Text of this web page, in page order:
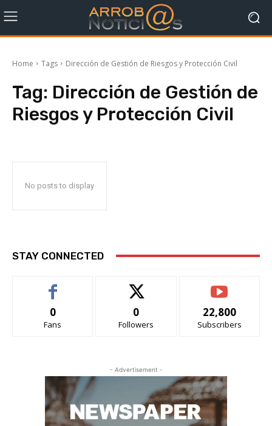
Home Tags Dirección de Gestión de Riesgos y Protección Civil
Tag: Dirección de Gestión de
Riesgos y Protección Civil
No posts to display
STAY CONNECTED
0
Fans
0
Followers
22,800
Subscribers
- Advertisement -